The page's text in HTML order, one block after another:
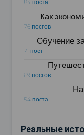
84 поста
Как
76 постов
Обучение
71 пост
69 постов
На
54 поста
Реальные